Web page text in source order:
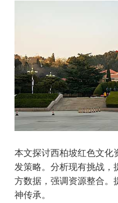
本文探讨西柏坡红色文化
发策略。分析现有挑战，
方数据，强调资源整合。
神传承。